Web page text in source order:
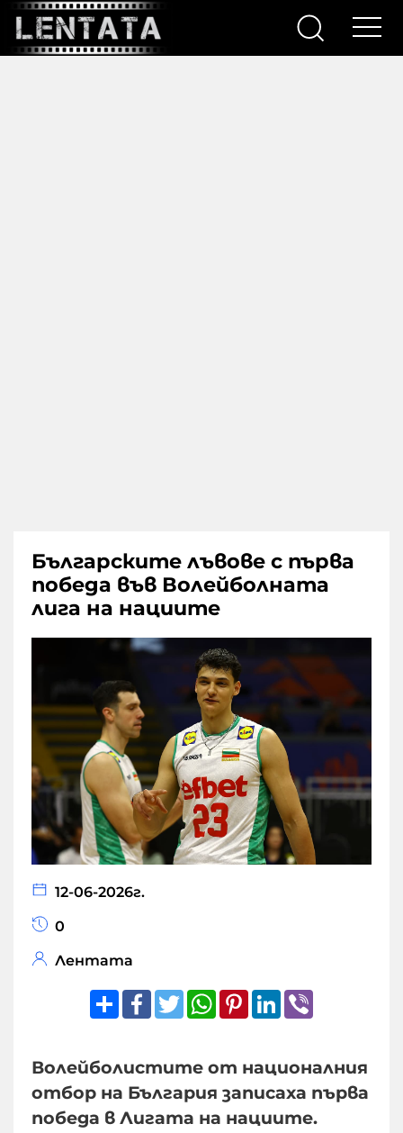
Българските лъвове с първа
победа във Волейболната
лига на нациите
12-06-2026г.
0
Лентата
ShareFacebook
TwitterWhatsApp
Pinterest
LinkedIn
Волейболистите от националния
отбор на България записаха първа
победа в Лигата на нациите.